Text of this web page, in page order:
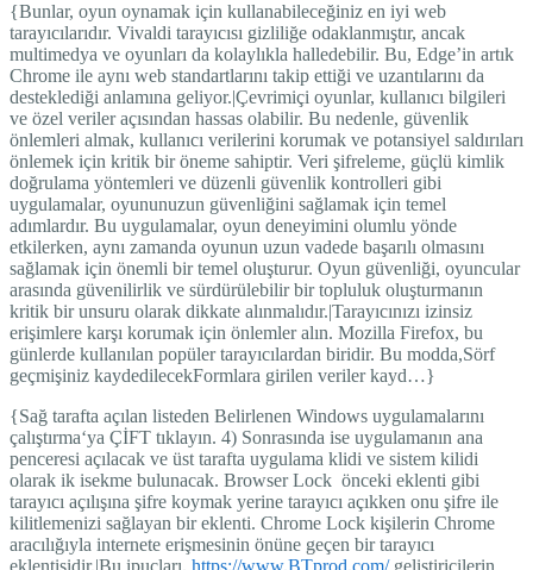
{Bunlar, oyun oynamak için kullanabileceğiniz en iyi web
tarayıcılarıdır. Vivaldi tarayıcısı gizliliğe odaklanmıştır, ancak
multimedya ve oyunları da kolaylıkla halledebilir. Bu, Edge’in artık
Chrome ile aynı web standartlarını takip ettiği ve uzantılarını da
desteklediği anlamına geliyor.|Çevrimiçi oyunlar, kullanıcı bilgileri
ve özel veriler açısından hassas olabilir. Bu nedenle, güvenlik
önlemleri almak, kullanıcı verilerini korumak ve potansiyel saldırıları
önlemek için kritik bir öneme sahiptir. Veri şifreleme, güçlü kimlik
doğrulama yöntemleri ve düzenli güvenlik kontrolleri gibi
uygulamalar, oyununuzun güvenliğini sağlamak için temel
adımlardır. Bu uygulamalar, oyun deneyimini olumlu yönde
etkilerken, aynı zamanda oyunun uzun vadede başarılı olmasını
sağlamak için önemli bir temel oluşturur. Oyun güvenliği, oyuncular
arasında güvenilirlik ve sürdürülebilir bir topluluk oluşturmanın
kritik bir unsuru olarak dikkate alınmalıdır.|Tarayıcınızı izinsiz
erişimlere karşı korumak için önlemler alın. Mozilla Firefox, bu
günlerde kullanılan popüler tarayıcılardan biridir. Bu modda,Sörf
geçmişiniz kaydedilecekFormlara girilen veriler kayd…}
{Sağ tarafta açılan listeden Belirlenen Windows uygulamalarını
çalıştırma‘ya ÇİFT tıklayın. 4) Sonrasında ise uygulamanın ana
penceresi açılacak ve üst tarafta uygulama klidi ve sistem kilidi
olarak ik isekme bulunacak. Browser Lock önceki eklenti gibi
tarayıcı açılışına şifre koymak yerine tarayıcı açıkken onu şifre ile
kilitlemenizi sağlayan bir eklenti. Chrome Lock kişilerin Chrome
aracılığıyla internete erişmesinin önüne geçen bir tarayıcı